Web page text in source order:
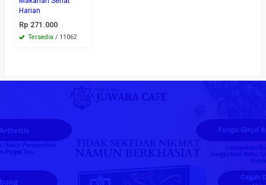
Harian
Rp 271.000
Tersedia / 11062